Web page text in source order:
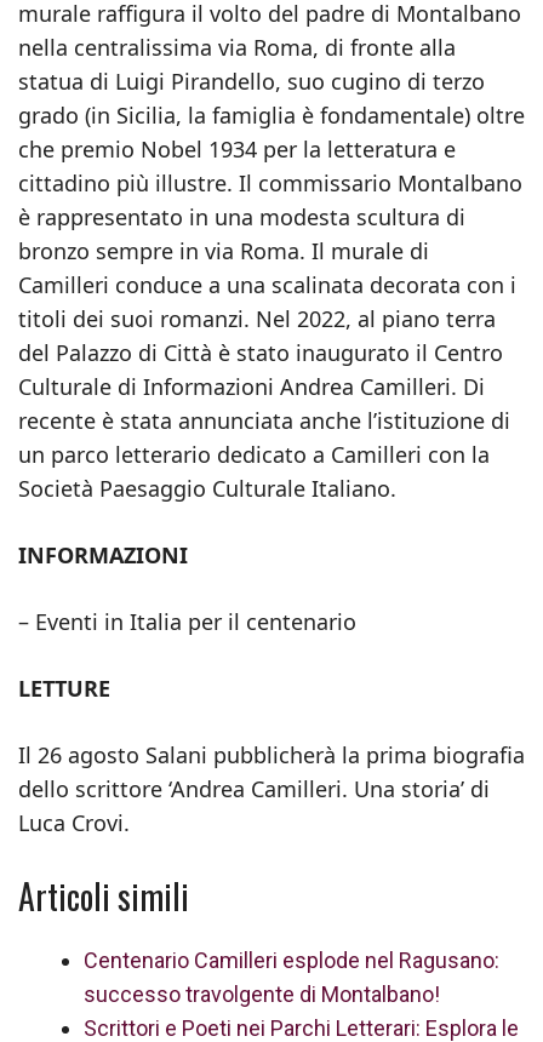
murale raffigura il volto del padre di Montalbano
nella centralissima via Roma, di fronte alla
statua di Luigi Pirandello, suo cugino di terzo
grado (in Sicilia, la famiglia è fondamentale) oltre
che premio Nobel 1934 per la letteratura e
cittadino più illustre. Il commissario Montalbano
è rappresentato in una modesta scultura di
bronzo sempre in via Roma. Il murale di
Camilleri conduce a una scalinata decorata con i
titoli dei suoi romanzi. Nel 2022, al piano terra
del Palazzo di Città è stato inaugurato il Centro
Culturale di Informazioni Andrea Camilleri. Di
recente è stata annunciata anche l’istituzione di
un parco letterario dedicato a Camilleri con la
Società Paesaggio Culturale Italiano.
INFORMAZIONI
– Eventi in Italia per il centenario
LETTURE
Il 26 agosto Salani pubblicherà la prima biografia
dello scrittore ‘Andrea Camilleri. Una storia’ di
Luca Crovi.
Articoli simili
Centenario Camilleri esplode nel Ragusano:
successo travolgente di Montalbano!
Scrittori e Poeti nei Parchi Letterari: Esplora le